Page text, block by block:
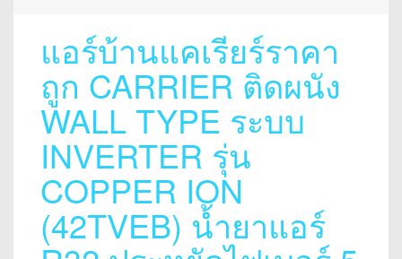
แอร์บ้านแคเรียร์ราคา
ถูก CARRIER ติดผนัง
WALL TYPE ระบบ
INVERTER รุ่น
COPPER ION
(42TVEB) น้ำยาแอร์